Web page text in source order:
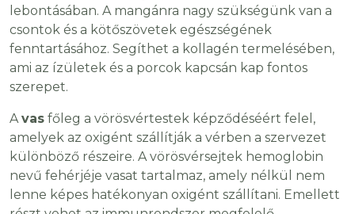
lebontásában. A mangánra nagy szükségünk van a
csontok és a kötőszövetek egészségének
fenntartásához. Segíthet a kollagén termelésében,
ami az ízületek és a porcok kapcsán kap fontos
szerepet.
Avas főleg a vörösvértestek képződéséért felel,
amelyek az oxigént szállítják a vérben a szervezet
különböző részeire. A vörösvérsejtek hemoglobin
nevű fehérjéje vasat tartalmaz, amely nélkül nem
lenne képes hatékonyan oxigént szállítani. Emellett